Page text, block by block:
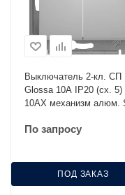
Выключатель 2-кл. СП
Glossa 10А IP20 (сх. 5)
10AX механизм алюм.
По запросу
ПОД ЗАКАЗ